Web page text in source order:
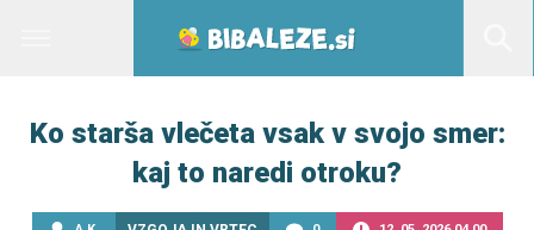
Ko starša vlečeta vsak v svojo smer:
kaj to naredi otroku?